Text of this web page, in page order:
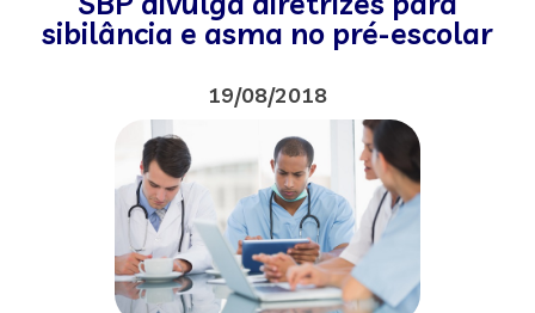
sibilância e asma no pré-escolar
19/08/2018